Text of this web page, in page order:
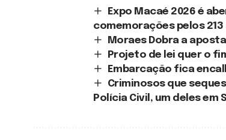
Expo Macaé 2026 é
comemorações pelos
Moraes Dobra a
Projeto de lei quer o
Embarcação fica
Criminosos que
Polícia Civil, um deles em